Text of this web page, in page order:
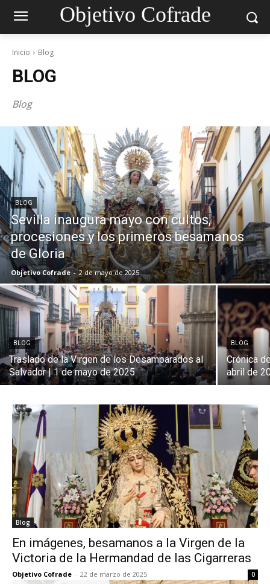
Objetivo Cofrade
Inicio Blog
BLOG
Blog
BLOG
Sevilla inaugura mayo con cultos,
procesiones y los primeros besamanos
de Gloria
Objetivo Cofrade - 2 de mayo de 2025
BLOG
Traslado de la Virgen de los Desamparados al
Salvador | 1 de mayo de 2025
BLOG
Crónica
abril de
Blog
En imágenes, besamanos a la Virgen de la
Victoria de la Hermandad de las Cigarreras
Objetivo Cofrade - 22 de marzo de 2025 0